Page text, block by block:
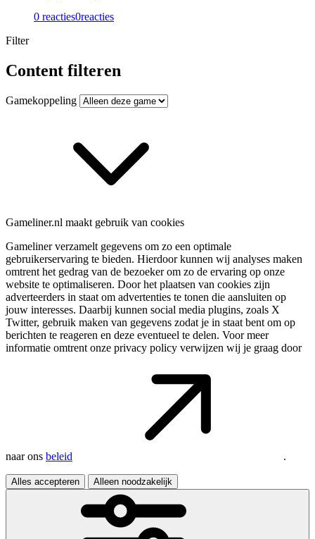
0 reacties0reacties
Filter
Content filteren
Gamekoppeling
Gameliner.nl maakt gebruik van cookies
Gameliner verzamelt gegevens om zo een optimale
gebruikerservaring te bieden. Hierdoor kunnen wij analyses maken
omtrent het gedrag van de bezoeker om zo de ervaring op onze
website te optimaliseren. Door het plaatsen van cookies zijn
adverteerders in staat om advertenties te tonen die aansluiten op
jouw interesses. Daarbij kunnen social media plugins, zoals X
Twitter, gebruik maken van gegevens zodat je in staat bent om op
berichten te reageren en deze eventueel te delen. Voor meer
informatie omtrent onze privacy policy verwijzen wij je graag door
naar ons beleid .
Alles accepteren Alleen noodzakelijk